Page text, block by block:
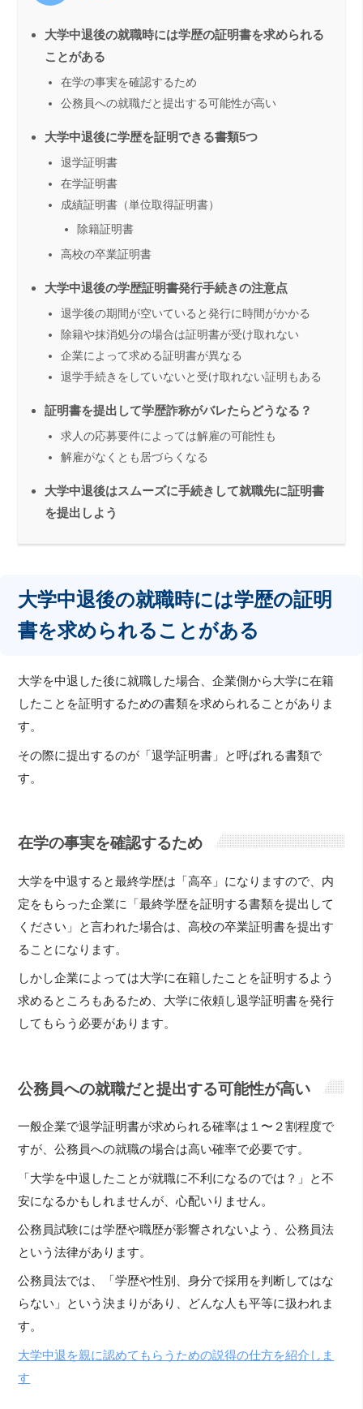
大学中退後の就職時には学歴の証明書を求められる
ことがある
在学の事実を確認するため
公務員への就職だと提出する可能性が高い
大学中退後に学歴を証明できる書類5つ
退学証明書
在学証明書
成績証明書（単位取得証明書）
除籍証明書
高校の卒業証明書
大学中退後の学歴証明書発行手続きの注意点
退学後の期間が空いていると発行に時間がかかる
除籍や抹消処分の場合は証明書が受け取れない
企業によって求める証明書が異なる
退学手続きをしていないと受け取れない証明もある
証明書を提出して学歴詐称がバレたらどうなる？
求人の応募要件によっては解雇の可能性も
解雇がなくとも居づらくなる
大学中退後はスムーズに手続きして就職先に証明書
を提出しよう
大学中退後の就職時には学歴の証明
書を求められることがある
大学を中退した後に就職した場合、企業側から大学に在籍
したことを証明するための書類を求められることがありま
す。
その際に提出するのが「退学証明書」と呼ばれる書類で
す。
在学の事実を確認するため
大学を中退すると最終学歴は「高卒」になりますので、内
定をもらった企業に「最終学歴を証明する書類を提出して
ください」と言われた場合は、高校の卒業証明書を提出す
ることになります。
しかし企業によっては大学に在籍したことを証明するよう
求めるところもあるため、大学に依頼し退学証明書を発行
してもらう必要があります。
公務員への就職だと提出する可能性が高い
一般企業で退学証明書が求められる確率は１〜２割程度で
すが、公務員への就職の場合は高い確率で必要です。
「大学を中退したことが就職に不利になるのでは？」と不
安になるかもしれませんが、心配いりません。
公務員試験には学歴や職歴が影響されないよう、公務員法
という法律があります。
公務員法では、「学歴や性別、身分で採用を判断してはな
らない」という決まりがあり、どんな人も平等に扱われま
す。
大学中退を親に認めてもらうための説得の仕方を紹介しま
す